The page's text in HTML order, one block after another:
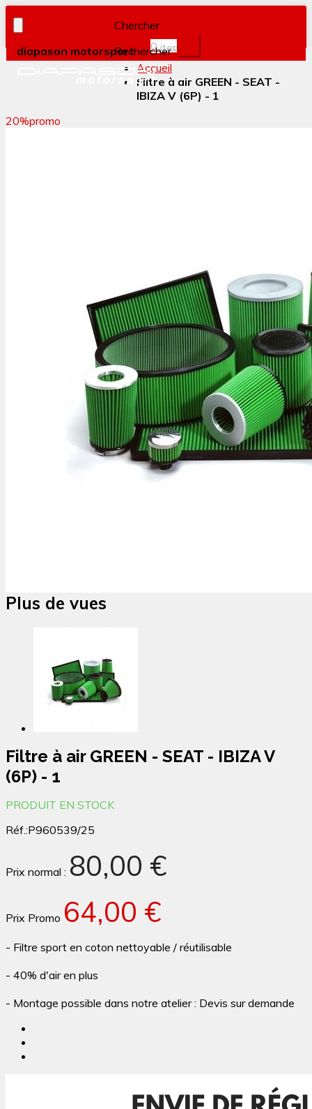
diapason motorsport
Chercher
Rechercher :
0item(s)
Accueil
Filtre à air GREEN - SEAT -
IBIZA V (6P) - 1
20%promo
Plus de vues
Filtre à air GREEN - SEAT - IBIZA V
(6P) - 1
PRODUIT EN STOCK
Réf.:P960539/25
Prix normal : 80,00 €
Prix Promo 64,00 €
- Filtre sport en coton nettoyable / réutilisable
- 40% d'air en plus
- Montage possible dans notre atelier : Devis sur demande